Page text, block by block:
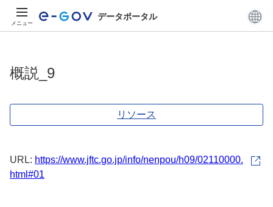
メニュー
データポータル
概説_9
リソース
URL: https://www.jftc.go.jp/info/nenpou/h09/02110000.
html#01